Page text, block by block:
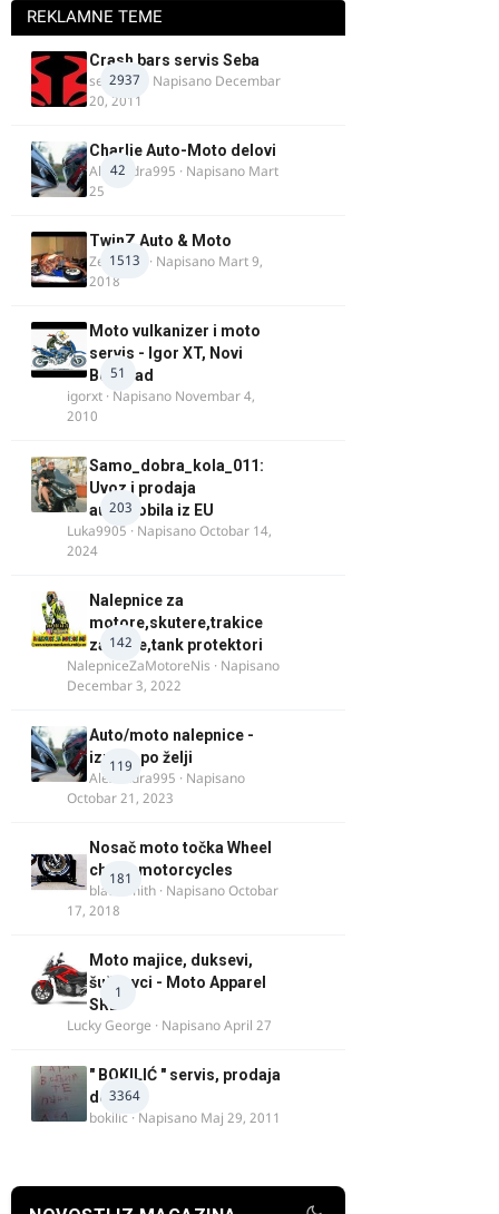
REKLAMNE TEME
2937
Crash bars servis Seba
seba011 · Napisano Decembar
20, 2011
42
Charlie Auto-Moto delovi
Alexandra995 · Napisano Mart
25
1513
TwinZ Auto & Moto
Zeljkamp · Napisano Mart 9,
2018
51
Moto vulkanizer i moto
servis - Igor XT, Novi
Beograd
igorxt · Napisano Novembar 4,
2010
203
Samo_dobra_kola_011:
Uvoz i prodaja
automobila iz EU
Luka9905 · NapisanoOctobar 14,
2024
142
Nalepnice za
motore,skutere,trakice
za felne,tank protektori
NalepniceZaMotoreNis · Napisano
Decembar 3, 2022
119
Auto/moto nalepnice -
izrada po želji
Alexandra995 · Napisano
Octobar 21, 2023
181
Nosač moto točka Wheel
chock motorcycles
blacksmith · NapisanoOctobar
17, 2018
1
Moto majice, duksevi,
šuškavci - Moto Apparel
SRB
Lucky George · NapisanoApril 27
3364
" BOKILIĆ " servis, prodaja
delova
bokilic · Napisano Maj 29, 2011